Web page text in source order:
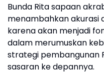
​Bunda Rita sapaan
menambahkan akurasi
karena akan menjadi
dalam merumuskan
strategi pembangunan
sasaran ke depannya.